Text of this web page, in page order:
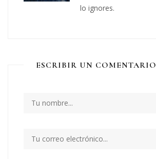
lo ignores.
ESCRIBIR UN COMENTARIO